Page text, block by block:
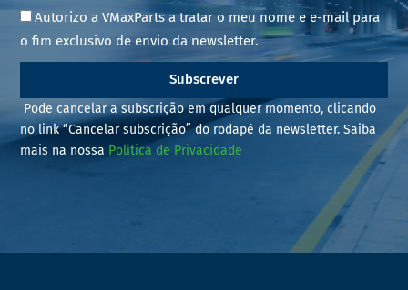
Autorizo a VMaxParts a tratar o meu nome e e-mail para
o fim exclusivo de envio da newsletter.
Subscrever
Pode cancelar a subscrição em qualquer momento, clicando
no link “Cancelar subscrição” do rodapé da newsletter. Saiba
mais na nossa Política de Privacidade